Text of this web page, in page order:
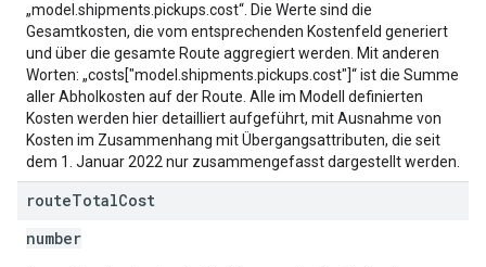
„model.shipments.pickups.cost“. Die Werte sind die
Gesamtkosten, die vom entsprechenden Kostenfeld generiert
und über die gesamte Route aggregiert werden. Mit anderen
Worten: „costs["model.shipments.pickups.cost"]“ ist die Summe
aller Abholkosten auf der Route. Alle im Modell definierten
Kosten werden hier detailliert aufgeführt, mit Ausnahme von
Kosten im Zusammenhang mit Übergangsattributen, die seit
dem 1. Januar 2022 nur zusammengefasst dargestellt werden.
routeTotalCost
number